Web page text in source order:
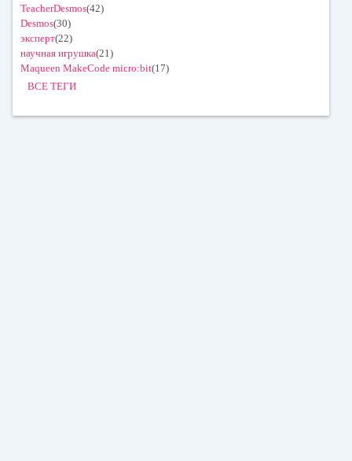
TeacherDesmos(42)
Desmos(30)
эксперт(22)
научная игрушка(21)
Maqueen MakeCode micro:bit(17)
ВСЕ ТЕГИ